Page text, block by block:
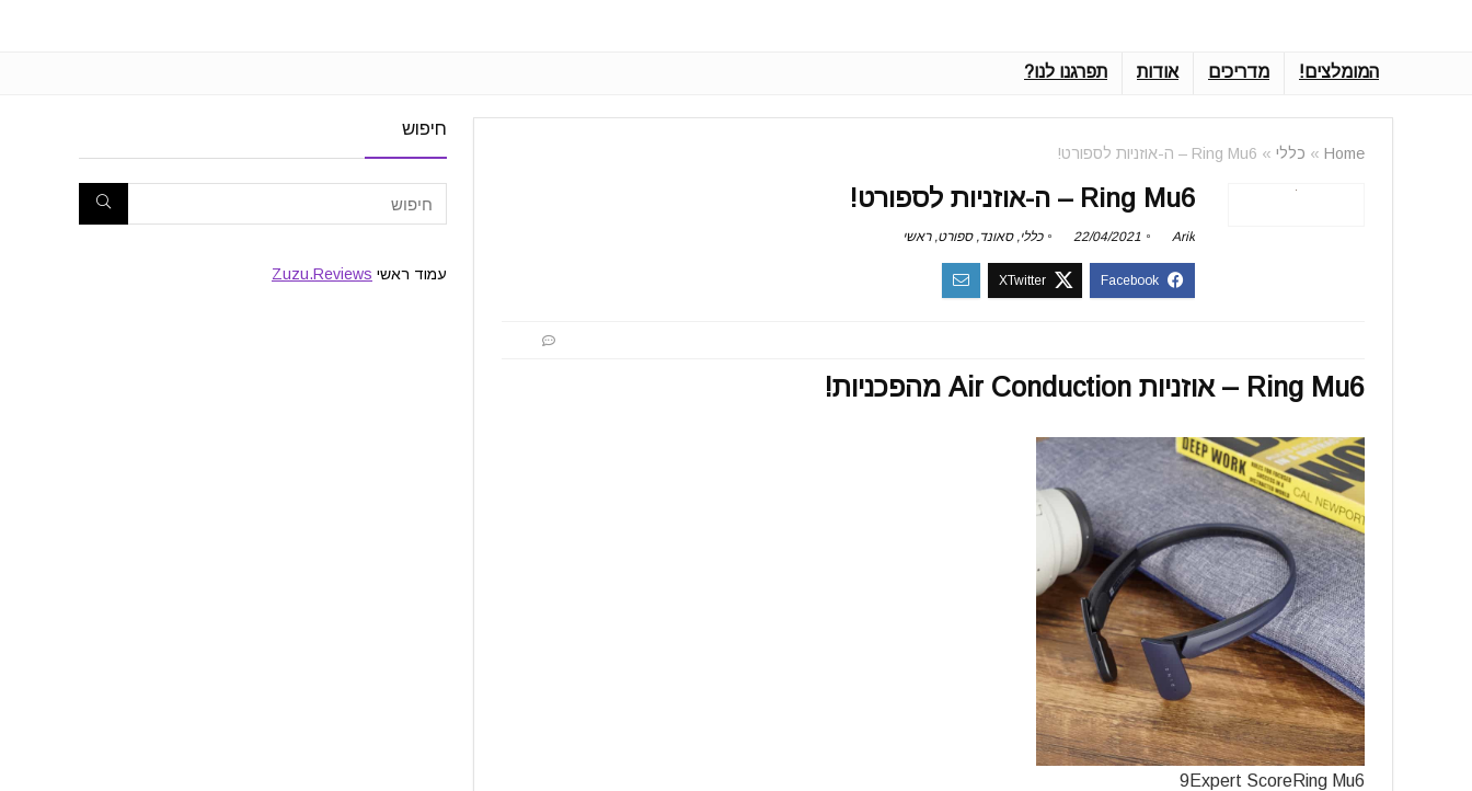
המומלצים! מדריכים אודות תפרגנו לנו?
Home
» כללי » Ring Mu6 – ה-אוזניות לספורט!
Ring Mu6 – ה-אוזניות לספורט!
Arik
22/04/2021 כללי,סאונד,ספורט,ראשי
Ring Mu6 – אוזניות Air Conduction מהפכניות!
9Expert ScoreRing Mu6
חיפוש
עמוד ראשי Zuzu.Reviews